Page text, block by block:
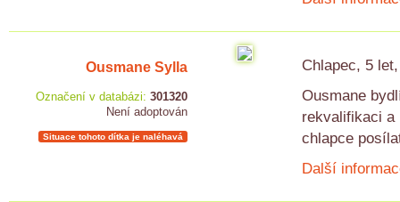
Ousmane Sylla
Označení v databázi: 301320
Není adoptován
Situace tohoto dítka je naléhavá
Chlapec, 5
Ousmane
rekvalifikaci a
chlapce
Další